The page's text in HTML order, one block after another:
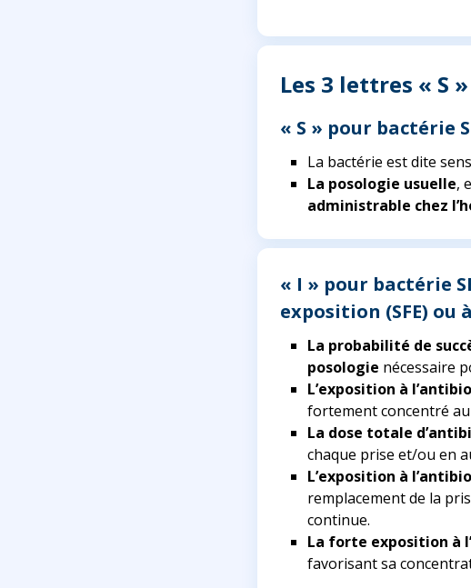
Les 3 lettres « S
« S » pour bactérie
La bactérie est dite
La posologie usuelle,
administrable chez
« I » pour bactérie
exposition (SFE)
La probabilité de
posologie nécessaire
L’exposition à
fortement concentré
La dose totale
chaque prise et/ou en
L’exposition à
remplacement de la
continue.
La forte exposition à
favorisant sa